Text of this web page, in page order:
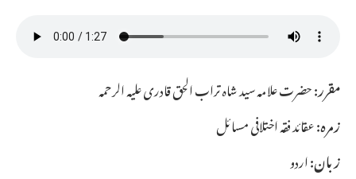
مقرر:حضرت علامہ سید شاہ تراب الحق قادری علیہ الرحمہ
زمرہ:عقائد فقہ اختلافی مسائل
زبان:اردو